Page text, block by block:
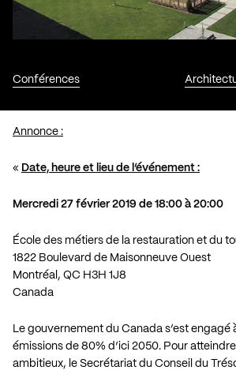
Conférences
Annonce :
« Date, heure et lieu de l’événement :
Mercredi 27 février 2019 de 18:00 à 20:00
École des métiers de la restauration et du
1822 Boulevard de Maisonneuve Ouest
Montréal, QC H3H 1J8
Canada
Le gouvernement du Canada s’est engagé
émissions de 80% d’ici 2050. Pour
ambitieux, le Secrétariat du Conseil du